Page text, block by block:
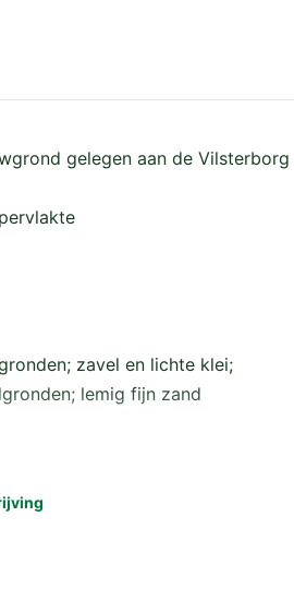
gelegen aan de
zavel en lichte klei;
lemig fijn zand
Vechtstromen)
€ 82,22 (aanslagjaar